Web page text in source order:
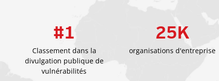
#1
Classement dans la
divulgation publique de
vulnérabilités
25K
organisations d'entreprise